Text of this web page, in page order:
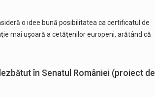
o idee bună posibilitatea ca certificatul de
mai uşoară a cetăţenilor europeni, arătând că
în Senatul României (proiect de